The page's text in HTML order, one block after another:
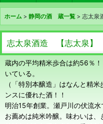
ホーム > 静岡の酒 蔵一覧 > 志太泉
志太泉酒造 【志太泉
蔵内の平均精米歩合は約56
いている。
（「特別本醸造」はなんと精
ンスに優れた酒！！
明治15年創業。瀬戸川の伏流水
お薦めは純米吟醸。味わいは